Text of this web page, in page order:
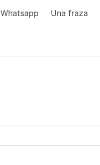
Whatsapp Una fraza